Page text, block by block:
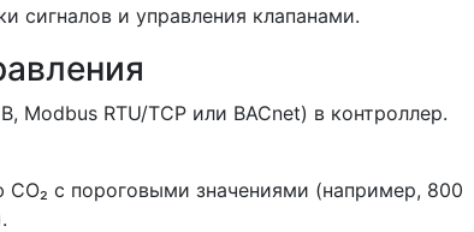
сигналов и управления клапанами.
Modbus RTU/TCP или BACnet) в контроллер.
с пороговыми значениями (например, 800